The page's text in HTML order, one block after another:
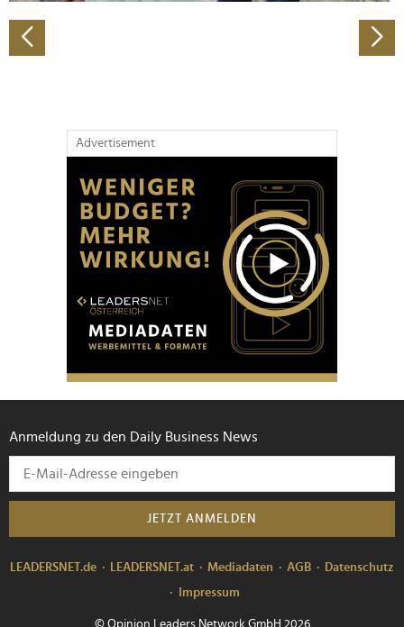
haben oder die sie im Rahmen Ihrer Nutzung der Dienste
gesammelt haben.
Advertisement
Anmeldung zu den Daily Business News
JETZT ANMELDEN
LEADERSNET.de LEADERSNET.at Mediadaten AGB
Datenschutz
Impressum